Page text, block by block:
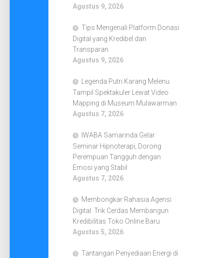
Agustus 9, 2026
Tips Mengenali Platform Donasi
Digital yang Kredibel dan
Transparan
Agustus 9, 2026
Legenda Putri Karang Melenu
Tampil Spektakuler Lewat Video
Mapping di Museum Mulawarman
Agustus 7, 2026
IWABA Samarinda Gelar
Seminar Hipnoterapi, Dorong
Perempuan Tangguh dengan
Emosi yang Stabil
Agustus 7, 2026
Membongkar Rahasia Agensi
Digital: Trik Cerdas Membangun
Kredibilitas Toko Online Baru
Agustus 5, 2026
Tantangan Penyediaan Energi di